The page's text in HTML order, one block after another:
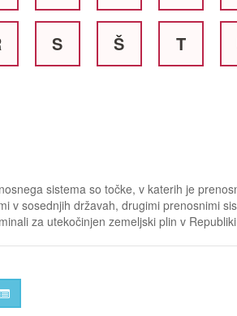
S Š T
sistema so točke, v katerih je
v sosednjih državah, drugimi prenosnimi
za utekočinjen zemeljski plin v